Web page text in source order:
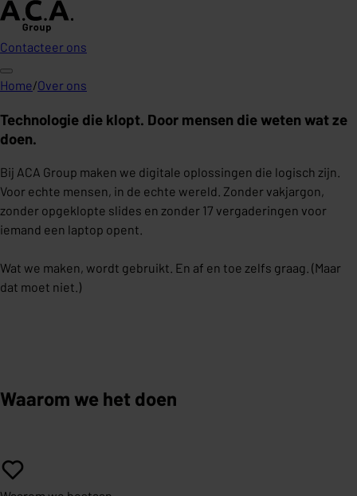
Contacteer ons
Home/Over ons
Technologie die klopt. Door mensen die weten wat ze
doen.
Bij ACA Group maken we digitale oplossingen die logisch zijn.
Voor echte mensen, in de echte wereld. Zonder vakjargon,
zonder opgeklopte slides en zonder 17 vergaderingen voor
iemand een laptop opent.
Wat we maken, wordt gebruikt. En af en toe zelfs graag. (Maar
dat moet niet.)
Waarom we het doen